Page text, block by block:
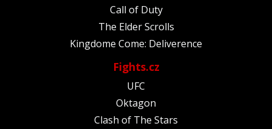
Call of Duty
The Elder Scrolls
Kingdome Come: Deliverence
Fights.cz
UFC
Oktagon
Clash of The Stars